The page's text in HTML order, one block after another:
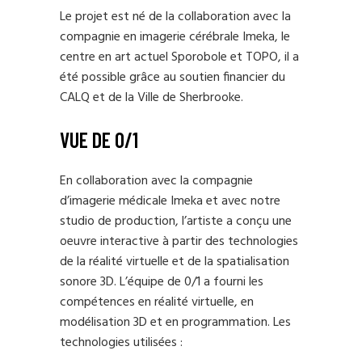
Le projet est né de la collaboration avec la
compagnie en imagerie cérébrale Imeka, le
centre en art actuel Sporobole et TOPO, il a
été possible grâce au soutien financier du
CALQ et de la Ville de Sherbrooke.
VUE DE 0/1
En collaboration avec la compagnie
d’imagerie médicale Imeka et avec notre
studio de production, l’artiste a conçu une
oeuvre interactive à partir des technologies
de la réalité virtuelle et de la spatialisation
sonore 3D. L’équipe de 0/1 a fourni les
compétences en réalité virtuelle, en
modélisation 3D et en programmation. Les
technologies utilisées :